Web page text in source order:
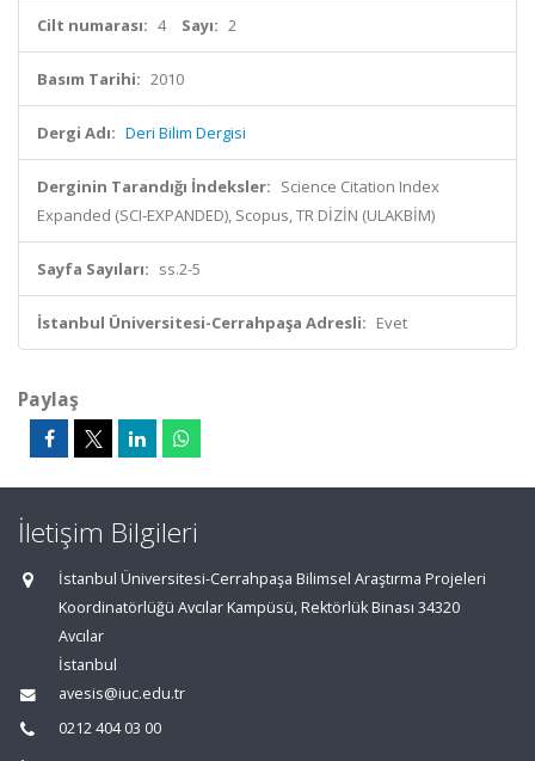
Cilt numarası: 4 Sayı: 2
Basım Tarihi: 2010
Dergi Adı: Deri Bilim Dergisi
Derginin Tarandığı İndeksler: Science Citation Index
Expanded (SCI-EXPANDED), Scopus, TR DİZİN (ULAKBİM)
Sayfa Sayıları: ss.2-5
İstanbul Üniversitesi-Cerrahpaşa Adresli: Evet
Paylaş
İletişim Bilgileri
İstanbul Üniversitesi-Cerrahpaşa Bilimsel Araştırma Projeleri
Koordinatörlüğü Avcılar Kampüsü, Rektörlük Binası 34320
Avcılar
İstanbul
avesis@iuc.edu.tr
0212 404 03 00